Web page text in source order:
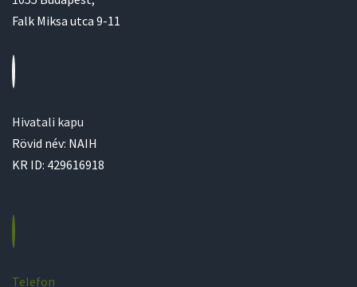
Falk Miksa utca 9-11
Hivatali kapu
Rövid név: NAIH
KR ID: 429616918
Telefon